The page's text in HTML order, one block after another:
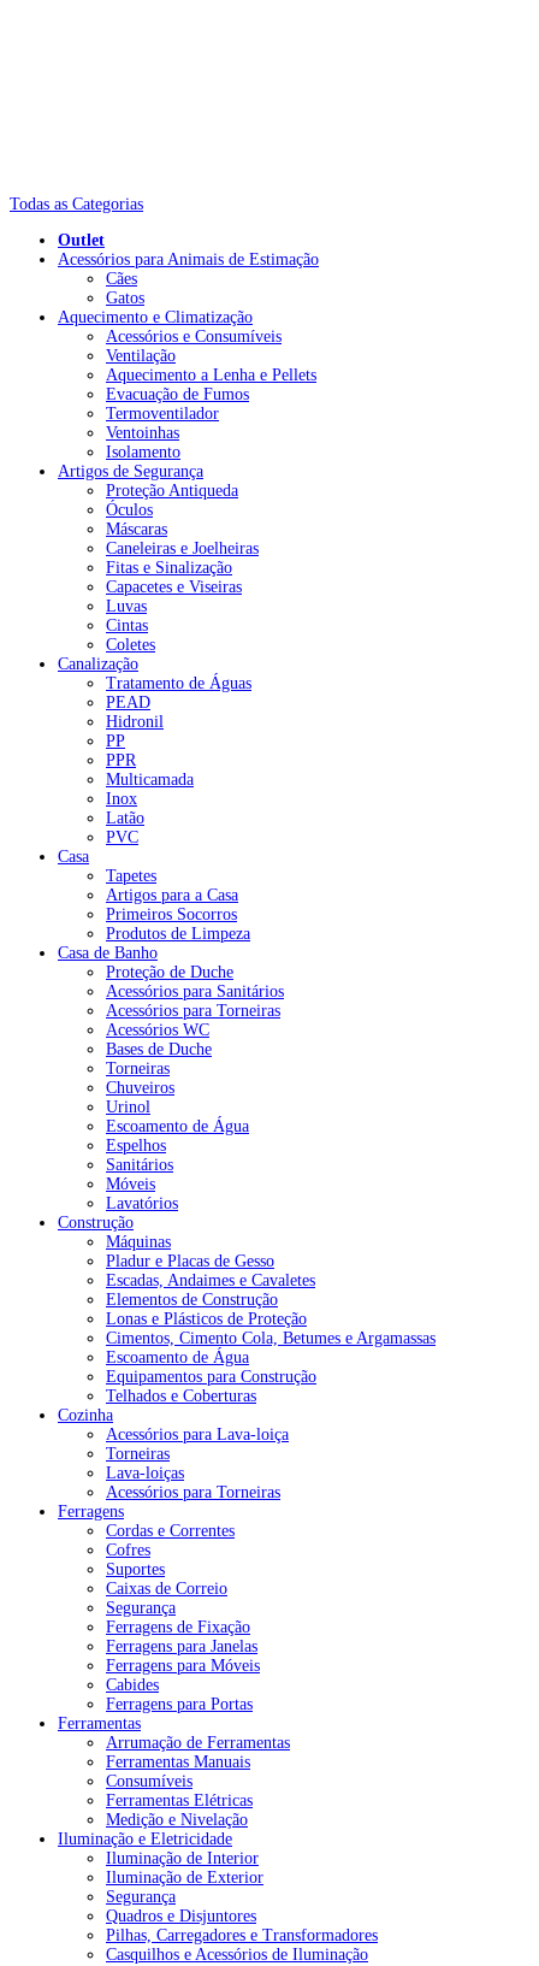
Todas as Categorias
Outlet
Acessórios para Animais de Estimação
Cães
Gatos
Aquecimento e Climatização
Acessórios e Consumíveis
Ventilação
Aquecimento a Lenha e Pellets
Evacuação de Fumos
Termoventilador
Ventoinhas
Isolamento
Artigos de Segurança
Proteção Antiqueda
Óculos
Máscaras
Caneleiras e Joelheiras
Fitas e Sinalização
Capacetes e Viseiras
Luvas
Cintas
Coletes
Canalização
Tratamento de Águas
PEAD
Hidronil
PP
PPR
Multicamada
Inox
Latão
PVC
Casa
Tapetes
Artigos para a Casa
Primeiros Socorros
Produtos de Limpeza
Casa de Banho
Proteção de Duche
Acessórios para Sanitários
Acessórios para Torneiras
Acessórios WC
Bases de Duche
Torneiras
Chuveiros
Urinol
Escoamento de Água
Espelhos
Sanitários
Móveis
Lavatórios
Construção
Máquinas
Pladur e Placas de Gesso
Escadas, Andaimes e Cavaletes
Elementos de Construção
Lonas e Plásticos de Proteção
Cimentos, Cimento Cola, Betumes e Argamassas
Escoamento de Água
Equipamentos para Construção
Telhados e Coberturas
Cozinha
Acessórios para Lava-loiça
Torneiras
Lava-loiças
Acessórios para Torneiras
Ferragens
Cordas e Correntes
Cofres
Suportes
Caixas de Correio
Segurança
Ferragens de Fixação
Ferragens para Janelas
Ferragens para Móveis
Cabides
Ferragens para Portas
Ferramentas
Arrumação de Ferramentas
Ferramentas Manuais
Consumíveis
Ferramentas Elétricas
Medição e Nivelação
Iluminação e Eletricidade
Iluminação de Interior
Iluminação de Exterior
Segurança
Quadros e Disjuntores
Pilhas, Carregadores e Transformadores
Casquilhos e Acessórios de Iluminação